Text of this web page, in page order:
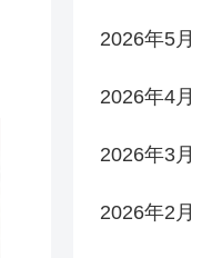
2026年5月
2026年4月
2026年3月
2026年2月